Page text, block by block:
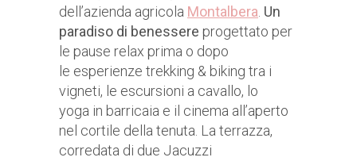
dell’azienda agricola Montalbera. Un
paradiso di benessere progettato per
le pause relax prima o dopo
le esperienze trekking & biking tra i
vigneti, le escursioni a cavallo, lo
yoga in barricaia e il cinema all’aperto
nel cortile della tenuta. La terrazza,
corredata di due Jacuzzi